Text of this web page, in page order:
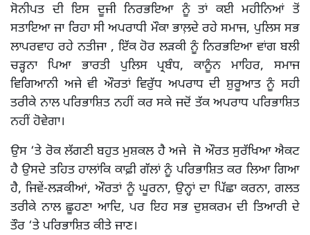
ਸੋਨੀਪਤ ਦੀ ਇਸ ਦੂਜੀ ਨਿਰਭਇਆ ਨੂੰ ਤਾਂ ਕਈ ਮਹੀਨਿਆਂ ਤੋਂ
ਸਤਾਇਆ ਜਾ ਰਿਹਾ ਸੀ ਅਪਰਾਧੀ ਮੌਕਾ ਭਾਲ਼ਦੇ ਰਹੇ ਸਮਾਜ, ਪੁਲਿਸ ਸਭ
ਲਾਪਰਵਾਹ ਰਹੇ ਨਤੀਜਾ , ਇੱਕ ਹੋਰ ਲੜਕੀ ਨੂੰ ਨਿਰਭਇਆ ਵਾਂਗ ਬਲੀ
ਚੜ੍ਹਨਾ ਪਿਆ ਭਾਰਤੀ ਪੁਲਿਸ ਪ੍ਰਬੰਧ, ਕਾਨੂੰਨ ਮਾਹਿਰ, ਸਮਾਜ
ਵਿਗਿਆਨੀ ਅਜੇ ਵੀ ਔਰਤਾਂ ਵਿਰੁੱਧ ਅਪਰਾਧ ਦੀ ਸ਼ੁਰੂਆਤ ਨੂੰ ਸਹੀ
ਤਰੀਕੇ ਨਾਲ ਪਰਿਭਾਸ਼ਿਤ ਨਹੀਂ ਕਰ ਸਕੇ ਜਦੋਂ ਤੱਕ ਅਪਰਾਧ ਪਰਿਭਾਸ਼ਿਤ
ਨਹੀਂ ਹੋਵੇਗਾ।
ਉਸ ‘ਤੇ ਰੋਕ ਲੱਗਣੀ ਬਹੁਤ ਮੁਸ਼ਕਲ ਹੈ ਅਜੇ ਜੋ ਔਰਤ ਸੁਰੱਖਿਆ ਐਕਟ
ਹੈ ਉਸਦੇ ਤਹਿਤ ਹਾਲਾਂਕਿ ਕਾਫ਼ੀ ਗੱਲਾਂ ਨੂੰ ਪਰਿਭਾਸ਼ਿਤ ਕਰ ਲਿਆ ਗਿਆ
ਹੈ, ਜਿਵੇਂ-ਲੜਕੀਆਂ, ਔਰਤਾਂ ਨੂੰ ਘੂਰਨਾ, ਉਨ੍ਹਾਂ ਦਾ ਪਿੱਛਾ ਕਰਨਾ, ਗਲਤ
ਤਰੀਕੇ ਨਾਲ ਛੂਹਣਾ ਆਦਿ, ਪਰ ਇਹ ਸਭ ਦੁਸ਼ਕਰਮ ਦੀ ਤਿਆਰੀ ਦੇ
ਤੌਰ ‘ਤੇ ਪਰਿਭਾਸ਼ਿਤ ਕੀਤੇ ਜਾਣ।